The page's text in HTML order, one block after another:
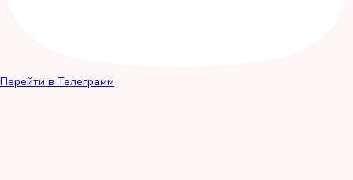
Перейти в Телеграмм